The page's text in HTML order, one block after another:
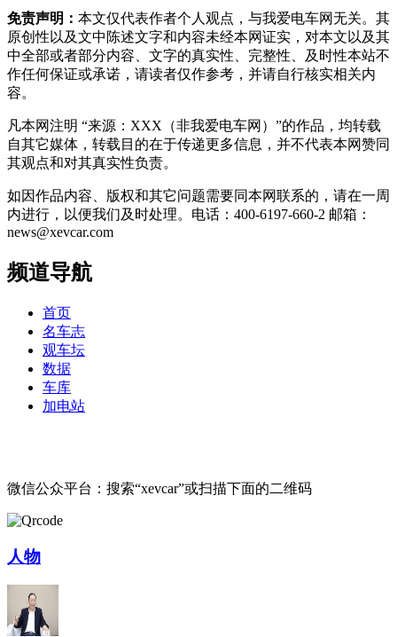
免责声明： 本文仅代表作者个人观点，与我爱电车网无关。其
原创性以及文中陈述文字和内容未经本网证实，对本文以及其
中全部或者部分内容、文字的真实性、完整性、及时性本站不
作任何保证或承诺，请读者仅作参考，并请自行核实相关内
容。
凡本网注明 “来源：XXX（非我爱电车网）”的作品，均转载
自其它媒体，转载目的在于传递更多信息，并不代表本网赞同
其观点和对其真实性负责。
如因作品内容、版权和其它问题需要同本网联系的，请在一周
内进行，以便我们及时处理。电话：400-6197-660-2 邮箱：
news@xevcar.com
频道导航
首页
名车志
观车坛
数据
车库
加电站
微信公众平台：搜索“xevcar”或扫描下面的二维码
人物